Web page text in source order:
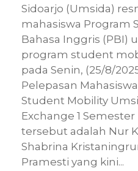
Sidoarjo (Umsida)
mahasiswa Program
Bahasa Inggris (PBI)
program student
pada Senin, (25/8/
Pelepasan
Student Mobility
Exchange 1
tersebut adalah Nur
Shabrina
Pramesti yang kini...